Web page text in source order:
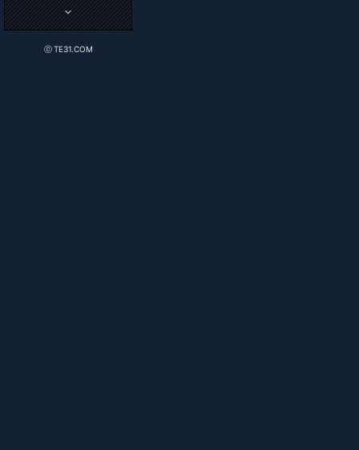
keyboard_arrow_down
ⓒ TE31.COM